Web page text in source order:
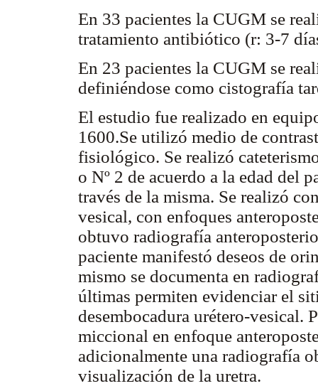
En 33 pacientes la CUGM se
tratamiento antibiótico (r: 3-7
En 23 pacientes la CUGM se
definiéndose como cistografía
El estudio fue realizado en
1600.Se utilizó medio de
fisiológico. Se realizó
o Nº 2 de acuerdo a la edad del
través de la misma. Se realizó
vesical, con enfoques
obtuvo radiografía
paciente manifestó deseos de
mismo se documenta en
últimas permiten evidenciar el
desembocadura urétero-vesical.
miccional en enfoque
adicionalmente una radiografía
visualización de la uretra.